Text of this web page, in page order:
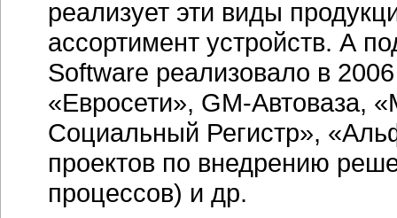
реализует эти виды
ассортимент устройств. А
Software реализовало в
«Евросети», GM-Автоваза,
Социальный Регистр»,
проектов по внедрению
процессов) и др.